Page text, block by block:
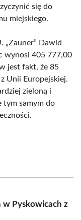
się do
miejskiego.
„Zauner” Dawid
wynosi 405 777,00
jest fakt, że 85
Unii Europejskiej.
zieloną i
tym samym do
w Pyskowicach z